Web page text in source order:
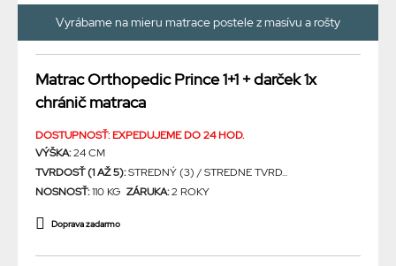
Vyrábame na mieru matrace postele z masívu a rošty
Matrac Orthopedic Prince 1+1 + darček 1x
chránič matraca
DOSTUPNOSŤ: EXPEDUJEME DO 24 HOD.
VÝŠKA:24 CM
TVRDOSŤ (1 AŽ 5):STREDNÝ (3) / STREDNE TVRD...
NOSNOSŤ:110 KG ZÁRUKA:2 ROKY
Doprava zadarmo